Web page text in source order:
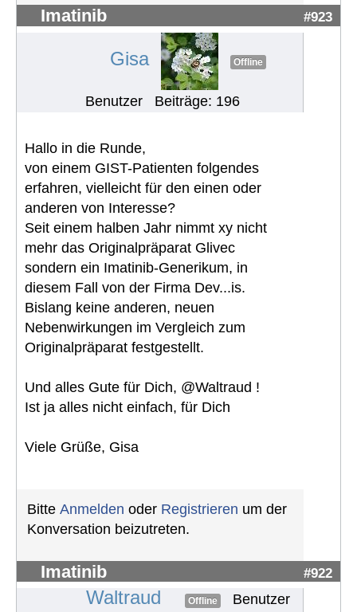
Imatinib #923
Gisa Offline
Benutzer Beiträge: 196
Hallo in die Runde,
von einem GIST-Patienten folgendes
erfahren, vielleicht für den einen oder
anderen von Interesse?
Seit einem halben Jahr nimmt xy nicht
mehr das Originalpräparat Glivec
sondern ein Imatinib-Generikum, in
diesem Fall von der Firma Dev...is.
Bislang keine anderen, neuen
Nebenwirkungen im Vergleich zum
Originalpräparat festgestellt.
Und alles Gute für Dich, @Waltraud !
Ist ja alles nicht einfach, für Dich
Viele Grüße, Gisa
Bitte Anmelden oder Registrieren um der
Konversation beizutreten.
Imatinib #922
Waltraud Offline
Benutzer